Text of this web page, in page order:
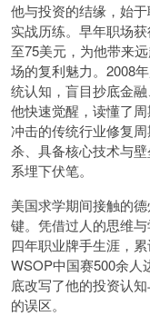
他与投资的结缘，始
实战历练。早年职场
至75美元，为他带来
场的复利魅力。2008
统认知，盲目抄底金
他快速觉醒，读懂了
冲击的传统行业修复
杀、具备核心技术与
系埋下伏笔。
美国求学期间接触的
键。凭借过人的思维
四年职业牌手生涯，
WSOP中国赛500余人
底改写了他的投资认
的误区。